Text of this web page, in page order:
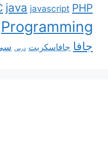
java javascript PHP
Programming
جافا جافاسكربت درس